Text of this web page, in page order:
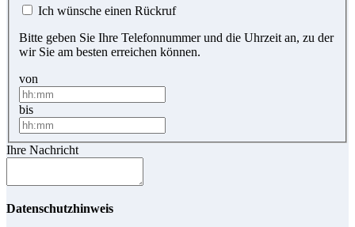
Ich wünsche einen Rückruf
Bitte geben Sie Ihre Telefonnummer und die Uhrzeit an, zu der
wir Sie am besten erreichen können.
von
bis
Ihre Nachricht
Datenschutzhinweis